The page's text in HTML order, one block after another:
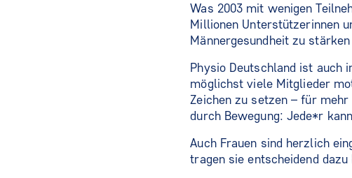
Was 2003 mit wenigen
Millionen Unterstützerinnen
Männergesundheit zu
Physio Deutschland ist auch
möglichst viele Mitglieder
Zeichen zu setzen – für
durch Bewegung: Jede*r
Auch Frauen sind herzlich
tragen sie entscheidend